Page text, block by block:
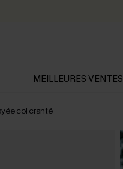
MEILLEURES VENTES
col cranté